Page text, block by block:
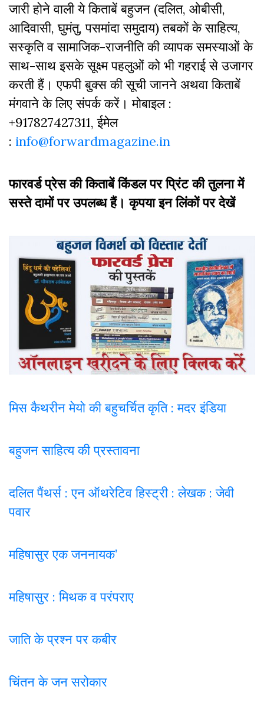
जारी होने वाली ये किताबें बहुजन (दलित, ओबीसी,
आदिवासी, घुमंतु, पसमांदा समुदाय) तबकों के साहित्‍य,
सस्‍क‍ृति व सामाजिक-राजनीति की व्‍यापक समस्‍याओं के
साथ-साथ इसके सूक्ष्म पहलुओं को भी गहराई से उजागर
करती हैं। एफपी बुक्‍स की सूची जानने अथवा किताबें
मंगवाने के लिए संपर्क करें। मोबाइल :
+917827427311, ईमेल
: info@forwardmagazine.in
फारवर्ड प्रेस की किताबें किंडल पर प्रिंट की तुलना में
सस्ते दामों पर उपलब्ध हैं। कृपया इन लिंकों पर देखें
मिस कैथरीन मेयो की बहुचर्चित कृति : मदर इंडिया
बहुजन साहित्य की प्रस्तावना
दलित पैंथर्स : एन ऑथरेटिव हिस्ट्री : लेखक : जेवी
पवार
महिषासुर एक जननायक’
महिषासुर : मिथक व परंपराए
जाति के प्रश्न पर कबीर
चिंतन के जन सरोकार